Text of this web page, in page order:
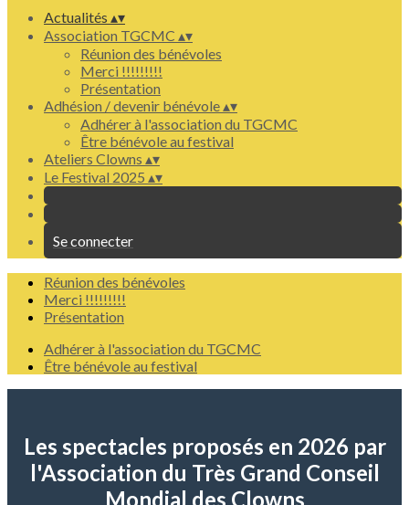
Actualités ▴▾
Association TGCMC ▴▾
Réunion des bénévoles
Merci !!!!!!!!!
Présentation
Adhésion / devenir bénévole▴▾
Adhérer à l'association du TGCMC
Être bénévole au festival
Ateliers Clowns ▴▾
Le Festival 2025 ▴▾
Se connecter
Réunion des bénévoles
Merci !!!!!!!!!
Présentation
Adhérer à l'association du TGCMC
Être bénévole au festival
Les spectacles proposés en 2026 par
l'Association du Très Grand Conseil
Mondial des Clowns